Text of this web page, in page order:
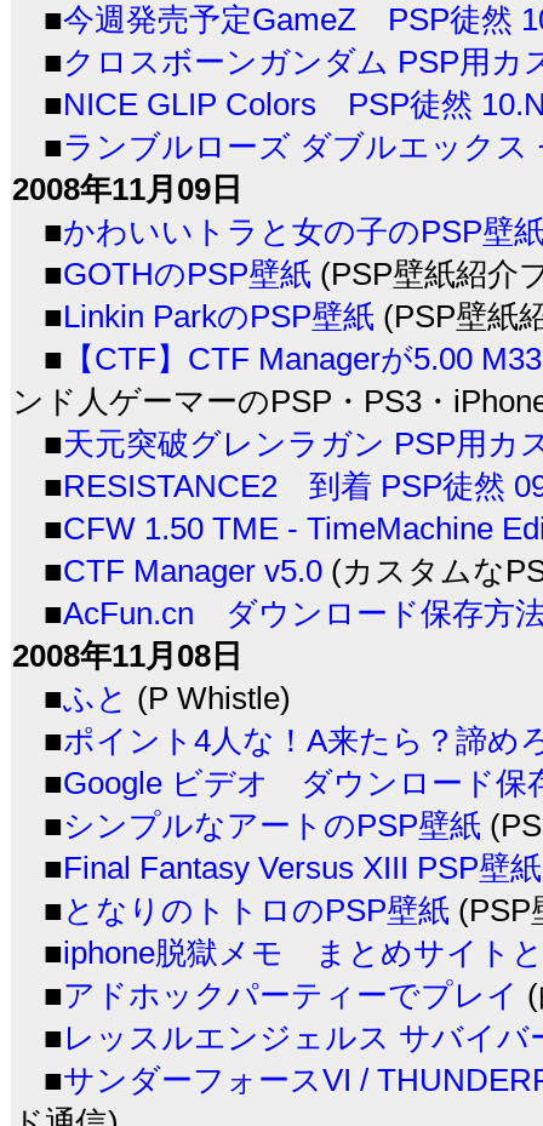
■今週発売予定GameZ PSP徒然
■クロスボーンガンダム PSP用カ
■NICE GLIP Colors PSP徒然
■ランブルローズ ダブルエックス
2008年11月09日
■かわいいトラと女の子のPSP壁
■GOTHのPSP壁紙 (PSP壁紙紹介
■Linkin ParkのPSP壁紙 (PSP壁紙
■ 【CTF】CTF Managerが5.00
ンド人ゲーマーのPSP・PS3・
■天元突破グレンラガン PSP用カ
■RESISTANCE2 到着 PSP徒然
■CFW 1.50 TME - TimeMachine
■CTF Manager v5.0 (カスタムな
■AcFun.cn ダウンロード保存方
2008年11月08日
■ふと (P Whistle)
■ポイント4人な！A来たら？諦め
■Google ビデオ ダウンロード保
■シンプルなアートのPSP壁紙
■Final Fantasy Versus XIII PSP壁
■となりのトトロのPSP壁紙 (PSP
■iphone脱獄メモ まとめサイト
■アドホックパーティーでプレイ
■レッスルエンジェルス サバイバ
■サンダーフォースVI /